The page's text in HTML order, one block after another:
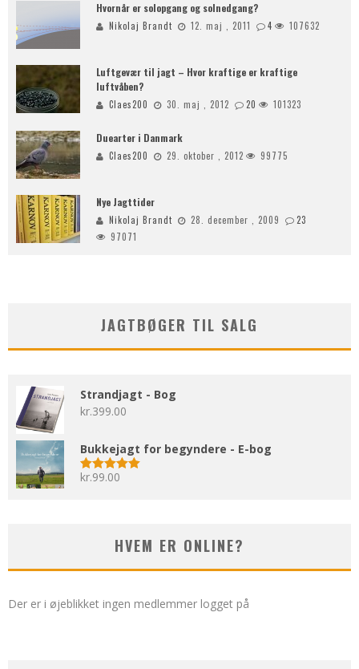
Hvornår er solopgang og solnedgang?
Nikolaj Brandt 12. maj , 2011 4 107632
Luftgevær til jagt – Hvor kraftige er kraftige
luftvåben?
Claes200 30. maj , 2012 20 101323
Duearter i Danmark
Claes200 29. oktober , 2012 99775
Nye Jagttider
Nikolaj Brandt 28. december , 2009
23
97071
JAGTBØGER TIL SALG
Strandjagt - Bog
kr.399.00
Bukkejagt for begyndere - E-bog
Vurderet
kr.99.00
HVEM ER ONLINE?
Der er i øjeblikket ingen medlemmer logget på